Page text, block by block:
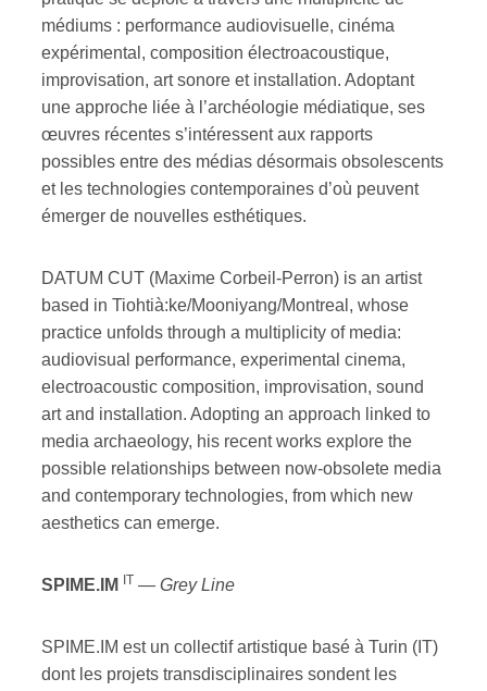
médiums : performance audiovisuelle, cinéma
expérimental, composition électroacoustique,
improvisation, art sonore et installation. Adoptant
une approche liée à l’archéologie médiatique, ses
œuvres récentes s’intéressent aux rapports
possibles entre des médias désormais obsolescents
et les technologies contemporaines d’où peuvent
émerger de nouvelles esthétiques.
DATUM CUT (Maxime Corbeil-Perron) is an artist
based in Tiohtià:ke/Mooniyang/Montreal, whose
practice unfolds through a multiplicity of media:
audiovisual performance, experimental cinema,
electroacoustic composition, improvisation, sound
art and installation. Adopting an approach linked to
media archaeology, his recent works explore the
possible relationships between now-obsolete media
and contemporary technologies, from which new
aesthetics can emerge.
SPIME.IM IT — Grey Line
SPIME.IM est un collectif artistique basé à Turin (IT)
dont les projets transdisciplinaires sondent les